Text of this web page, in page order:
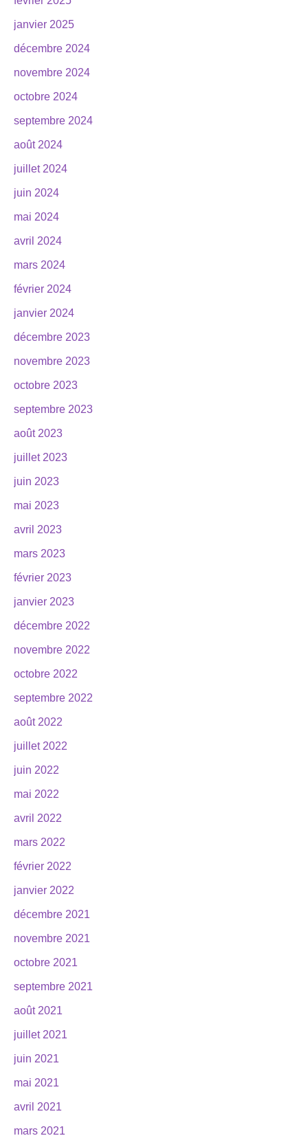
janvier 2025
décembre 2024
novembre 2024
octobre 2024
septembre 2024
août 2024
juillet 2024
juin 2024
mai 2024
avril 2024
mars 2024
février 2024
janvier 2024
décembre 2023
novembre 2023
octobre 2023
septembre 2023
août 2023
juillet 2023
juin 2023
mai 2023
avril 2023
mars 2023
février 2023
janvier 2023
décembre 2022
novembre 2022
octobre 2022
septembre 2022
août 2022
juillet 2022
juin 2022
mai 2022
avril 2022
mars 2022
février 2022
janvier 2022
décembre 2021
novembre 2021
octobre 2021
septembre 2021
août 2021
juillet 2021
juin 2021
mai 2021
avril 2021
mars 2021